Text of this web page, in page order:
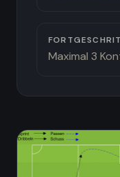
Maximal 3